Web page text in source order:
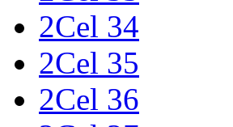
2Cel 34
2Cel 35
2Cel 36